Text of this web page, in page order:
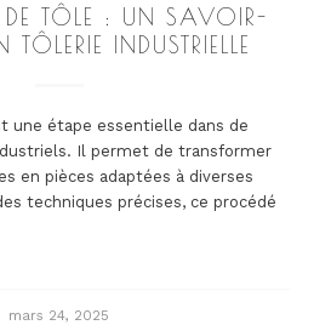
DE TÔLE : UN SAVOIR-
TÔLERIE INDUSTRIELLE
une étape essentielle dans de
Il permet de transformer
en pièces adaptées à diverses
techniques précises, ce procédé
mars 24, 2025